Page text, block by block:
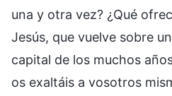
una y otra vez? ¿Qué
Jesús, que vuelve sobre
capital de los muchos
os exaltáis a vosotros